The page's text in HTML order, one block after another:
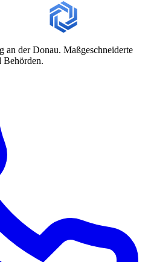
an der Donau. Maßgeschneiderte
Behörden.